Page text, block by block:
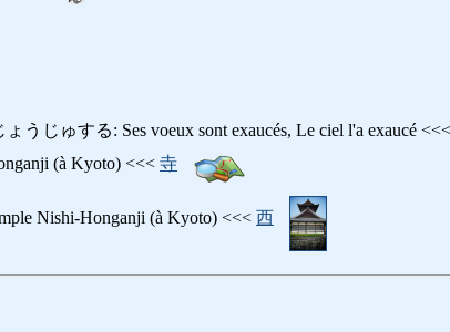
うじゅする: Ses voeux sont exaucés, Le ciel l'a exaucé
(à Kyoto) <<< 寺
Nishi-Honganji (à Kyoto) <<< 西